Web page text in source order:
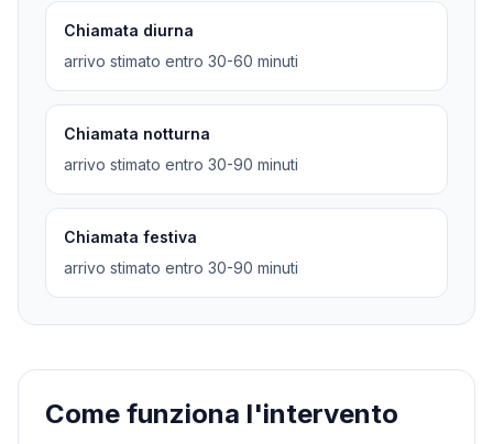
Chiamata diurna
arrivo stimato entro 30-60 minuti
Chiamata notturna
arrivo stimato entro 30-90 minuti
Chiamata festiva
arrivo stimato entro 30-90 minuti
Come funziona l'intervento